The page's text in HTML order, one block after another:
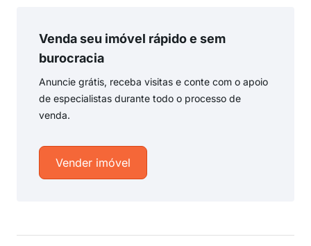
Venda seu imóvel rápido e sem
burocracia
Anuncie grátis, receba visitas e conte com o apoio
de especialistas durante todo o processo de
venda.
Vender imóvel